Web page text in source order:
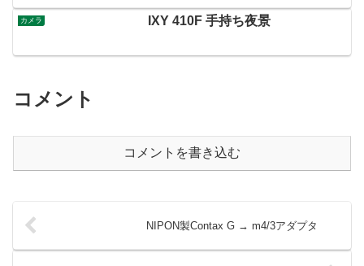
カメラ IXY 410F 手持ち夜景
コメント
コメントを書き込む
NIPON製Contax G → m4/3アダプタ